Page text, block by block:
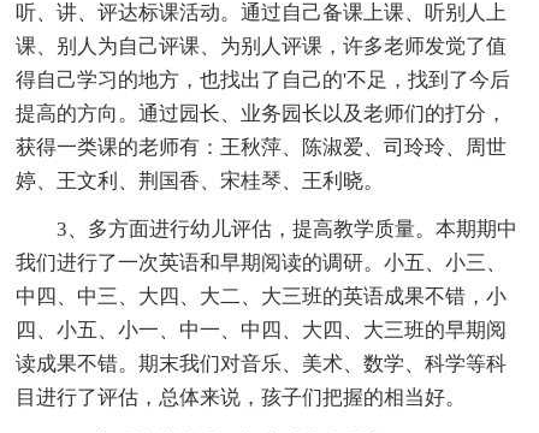
听、讲、评达标课活动。通过自己备课上课、听别人上
课、别人为自己评课、为别人评课，许多老师发觉了值
得自己学习的地方，也找出了自己的'不足，找到了今后
提高的方向。通过园长、业务园长以及老师们的打分，
获得一类课的老师有：王秋萍、陈淑爱、司玲玲、周世
婷、王文利、荆国香、宋桂琴、王利晓。
3、多方面进行幼儿评估，提高教学质量。本期期中
我们进行了一次英语和早期阅读的调研。小五、小三、
中四、中三、大四、大二、大三班的英语成果不错，小
四、小五、小一、中一、中四、大四、大三班的早期阅
读成果不错。期末我们对音乐、美术、数学、科学等科
目进行了评估，总体来说，孩子们把握的相当好。